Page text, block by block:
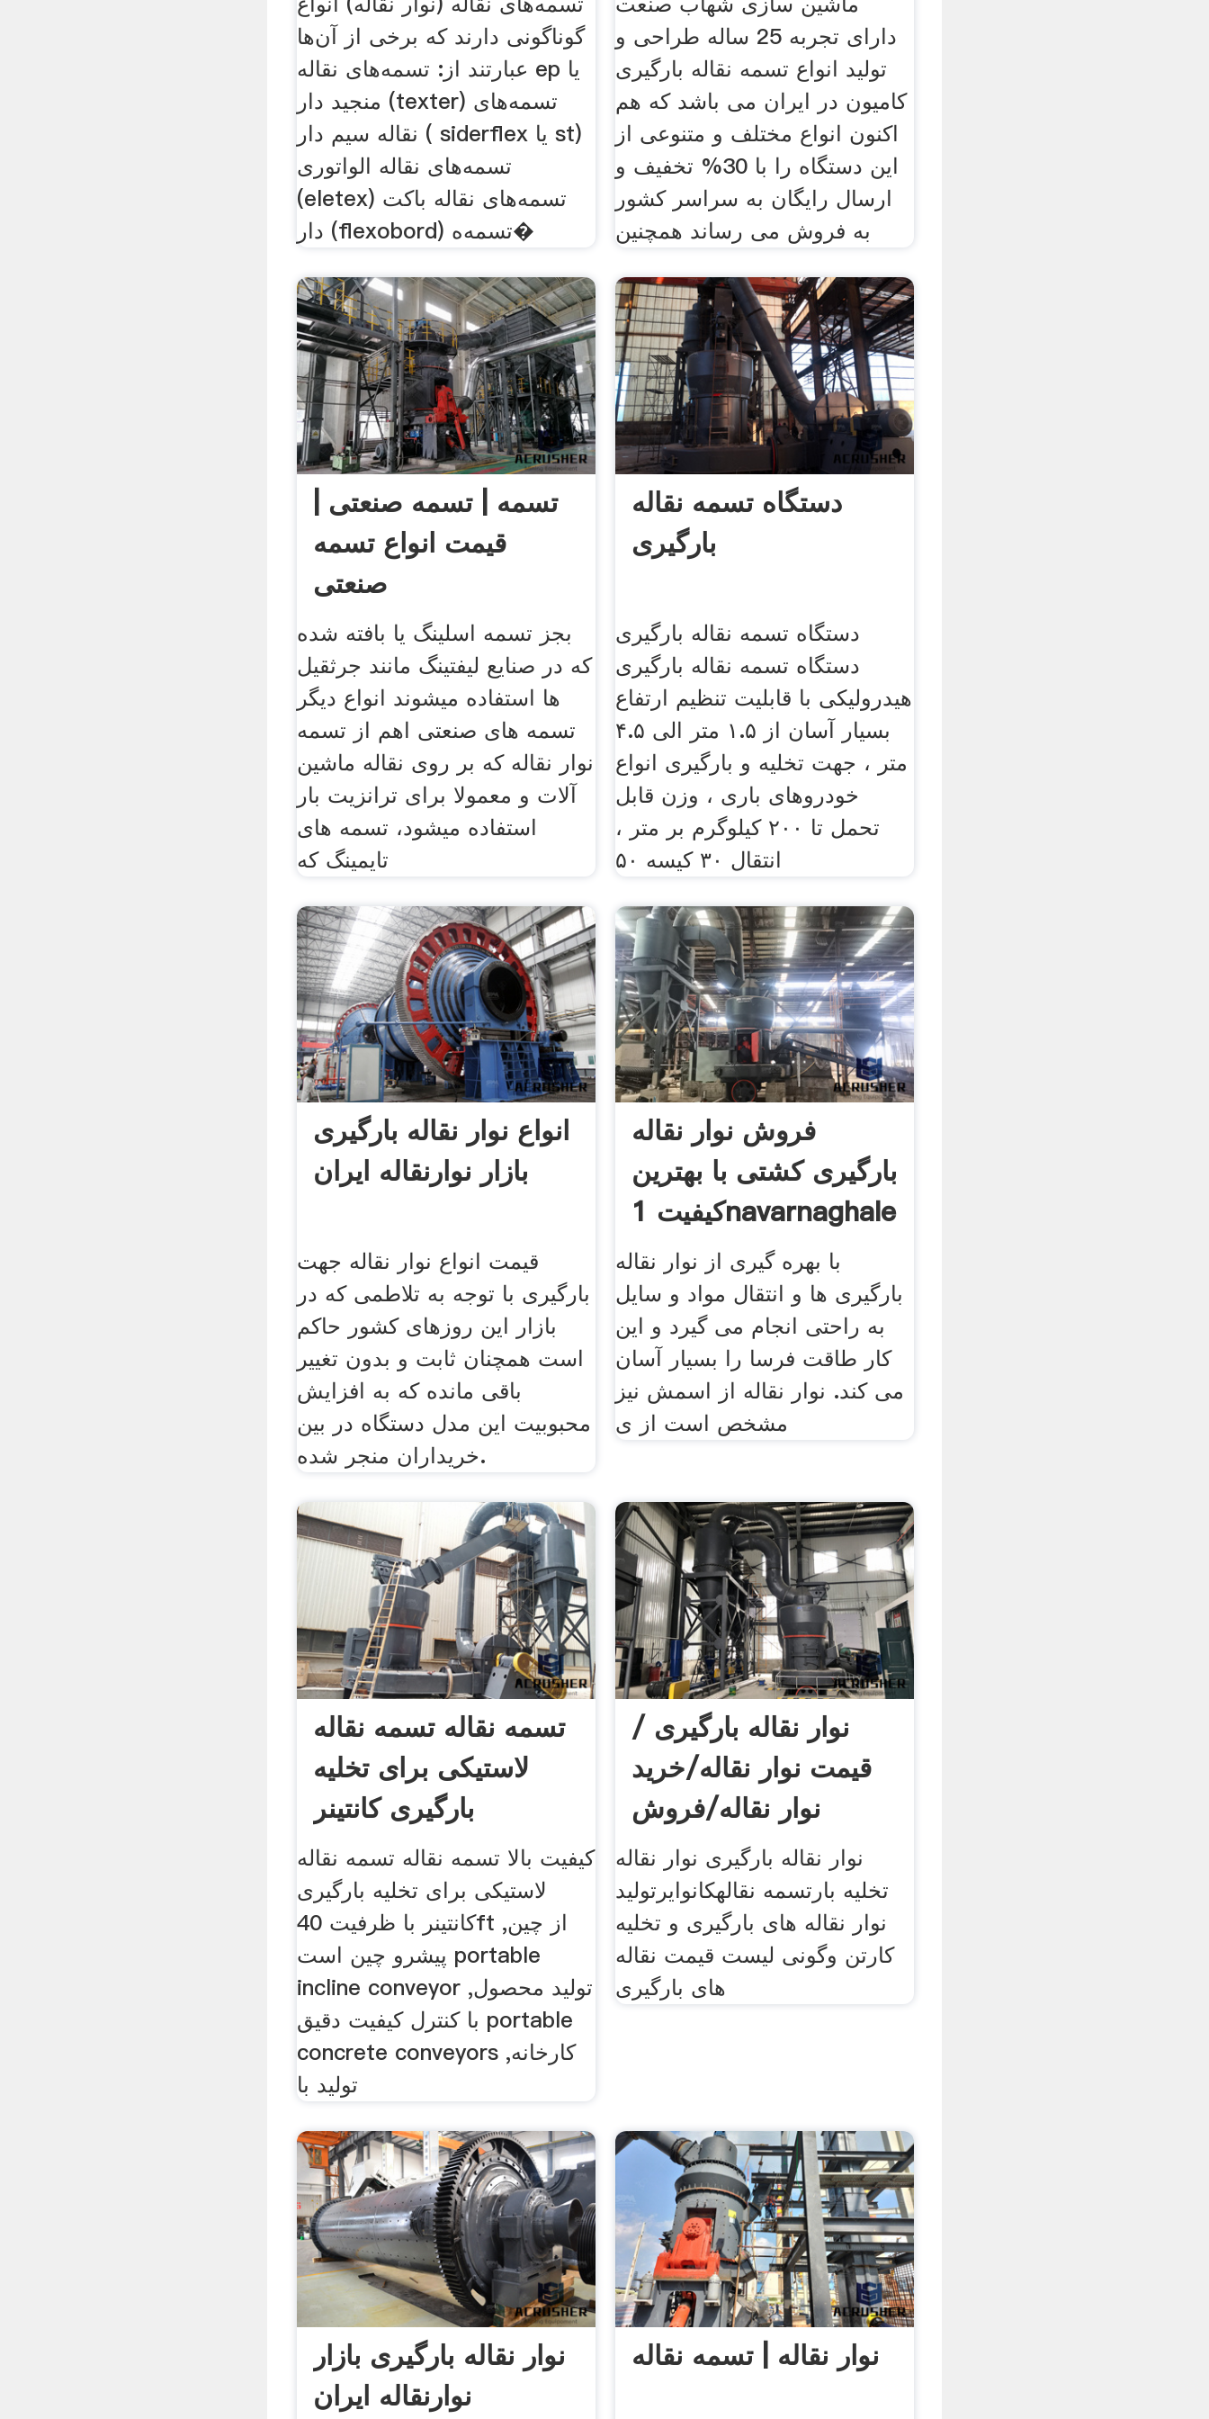
گوناگونی دارند که برخی از آن‌ها
عبارتند از: تسمه‌های نقاله ep یا
منجید دار (texter) تسمه‌های
نقاله سیم دار ( siderflex یا st)
تسمه‌های نقاله الواتوری
(eletex) تسمه‌های نقاله باکت
دار (flexobord) تسمه‌ه�
دارای تجربه 25 ساله طراحی و
تولید انواع تسمه نقاله بارگیری
کامیون در ایران می باشد که هم
اکنون انواع مختلف و متنوعی از
این دستگاه را با 30% تخفیف و
ارسال رایگان به سراسر کشور
به فروش می رساند همچنین
تسمه | تسمه صنعتی |
قیمت انواع تسمه
صنعتی
بجز تسمه اسلینگ یا بافته شده
که در صنایع لیفتینگ مانند جرثقیل
ها استفاده میشوند انواع دیگر
تسمه های صنعتی اهم از تسمه
نوار نقاله که بر روی نقاله ماشین
آلات و معمولا برای ترانزیت بار
استفاده میشود، تسمه های
تایمینگ که
دستگاه تسمه نقاله
بارگیری
دستگاه تسمه نقاله بارگیری
دستگاه تسمه نقاله بارگیری
هیدرولیکی با قابلیت تنظیم ارتفاع
بسیار آسان از ۱.۵ متر الی ۴.۵
متر ، جهت تخلیه و بارگیری انواع
خودروهای باری ، وزن قابل
تحمل تا ۲۰۰ کیلوگرم بر متر ،
انتقال ۳۰ کیسه ۵۰
انواع نوار نقاله بارگیری
بازار نوارنقاله ایران
قیمت انواع نوار نقاله جهت
بارگیری با توجه به تلاطمی که در
بازار این روزهای کشور حاکم
است همچنان ثابت و بدون تغییر
باقی مانده که به افزایش
محبوبیت این مدل دستگاه در بین
خریداران منجر شده.
فروش نوار نقاله
بارگیری کشتی با بهترین
کیفیت 1navarnaghale
با بهره گیری از نوار نقاله
بارگیری ها و انتقال مواد و سایل
به راحتی انجام می گیرد و این
کار طاقت فرسا را بسیار آسان
می کند. نوار نقاله از اسمش نیز
مشخص است از ی
تسمه نقاله تسمه نقاله
لاستیکی برای تخلیه
بارگیری کانتینر
کیفیت بالا تسمه نقاله تسمه نقاله
لاستیکی برای تخلیه بارگیری
کانتینر با ظرفیت 40ft از چین,
پیشرو چین است portable
incline conveyor تولید محصول,
با کنترل کیفیت دقیق portable
concrete conveyors کارخانه,
تولید با
نوار نقاله بارگیری /
قیمت نوار نقاله/خرید
نوار نقاله/فروش
نوار نقاله بارگیری نوار نقاله
تخلیه بارتسمه نقالهکانوایرتولید
نوار نقاله های بارگیری و تخلیه
کارتن وگونی لیست قیمت نقاله
های بارگیری
نوار نقاله بارگیری بازار
نوارنقاله ایران
نوار نقاله | تسمه نقاله